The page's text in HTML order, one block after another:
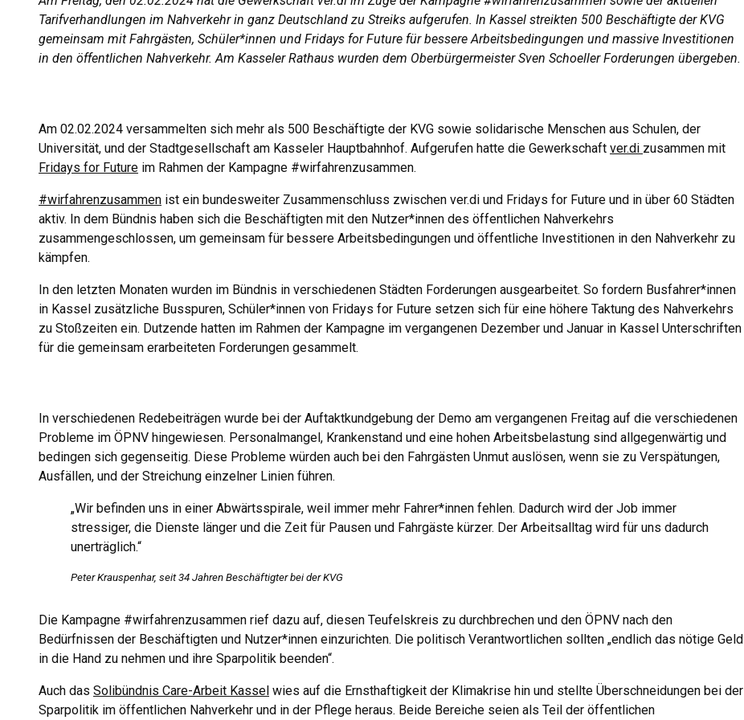
Tarifverhandlungen im Nahverkehr in ganz Deutschland zu Streiks aufgerufen. In Kassel streikten 500 Beschäftigte der KVG
gemeinsam mit Fahrgästen, Schüler*innen und Fridays for Future für bessere Arbeitsbedingungen und massive Investitionen
in den öffentlichen Nahverkehr. Am Kasseler Rathaus wurden dem Oberbürgermeister Sven Schoeller Forderungen übergeben.
Am 02.02.2024 versammelten sich mehr als 500 Beschäftigte der KVG sowie solidarische Menschen aus Schulen, der
Universität, und der Stadtgesellschaft am Kasseler Hauptbahnhof. Aufgerufen hatte die Gewerkschaft ver.di zusammen mit
Fridays for Future im Rahmen der Kampagne #wirfahrenzusammen.
#wirfahrenzusammen ist ein bundesweiter Zusammenschluss zwischen ver.di und Fridays for Future und in über 60 Städten
aktiv. In dem Bündnis haben sich die Beschäftigten mit den Nutzer*innen des öffentlichen Nahverkehrs
zusammengeschlossen, um gemeinsam für bessere Arbeitsbedingungen und öffentliche Investitionen in den Nahverkehr zu
kämpfen.
In den letzten Monaten wurden im Bündnis in verschiedenen Städten Forderungen ausgearbeitet. So fordern Busfahrer*innen
in Kassel zusätzliche Busspuren, Schüler*innen von Fridays for Future setzen sich für eine höhere Taktung des Nahverkehrs
zu Stoßzeiten ein. Dutzende hatten im Rahmen der Kampagne im vergangenen Dezember und Januar in Kassel Unterschriften
für die gemeinsam erarbeiteten Forderungen gesammelt.
In verschiedenen Redebeiträgen wurde bei der Auftaktkundgebung der Demo am vergangenen Freitag auf die verschiedenen
Probleme im ÖPNV hingewiesen. Personalmangel, Krankenstand und eine hohen Arbeitsbelastung sind allgegenwärtig und
bedingen sich gegenseitig. Diese Probleme würden auch bei den Fahrgästen Unmut auslösen, wenn sie zu Verspätungen,
Ausfällen, und der Streichung einzelner Linien führen.
„Wir befinden uns in einer Abwärtsspirale, weil immer mehr Fahrer*innen fehlen. Dadurch wird der Job immer
stressiger, die Dienste länger und die Zeit für Pausen und Fahrgäste kürzer. Der Arbeitsalltag wird für uns dadurch
unerträglich.“
Peter Krauspenhar, seit 34 Jahren Beschäftigter bei der KVG
Die Kampagne #wirfahrenzusammen rief dazu auf, diesen Teufelskreis zu durchbrechen und den ÖPNV nach den
Bedürfnissen der Beschäftigten und Nutzer*innen einzurichten. Die politisch Verantwortlichen sollten „endlich das nötige Geld
in die Hand zu nehmen und ihre Sparpolitik beenden“.
Auch das Solibündnis Care-Arbeit Kassel wies auf die Ernsthaftigkeit der Klimakrise hin und stellte Überschneidungen bei der
Sparpolitik im öffentlichen Nahverkehr und in der Pflege heraus. Beide Bereiche seien als Teil der öffentlichen